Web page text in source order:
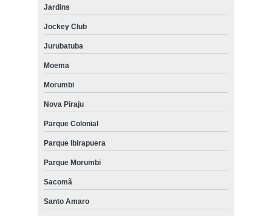
Jardins
Jockey Club
Jurubatuba
Moema
Morumbi
Nova Piraju
Parque Colonial
Parque Ibirapuera
Parque Morumbi
Sacomã
Santo Amaro